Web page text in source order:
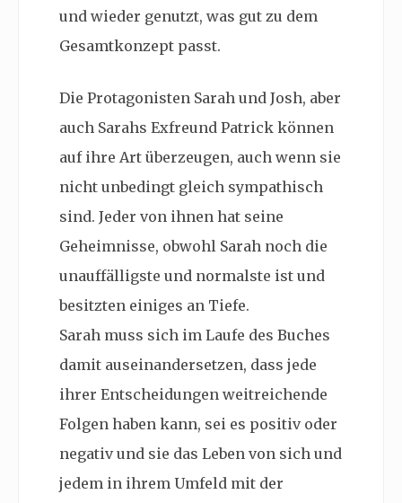
und wieder genutzt, was gut zu dem
Gesamtkonzept passt.
Die Protagonisten Sarah und Josh, aber
auch Sarahs Exfreund Patrick können
auf ihre Art überzeugen, auch wenn sie
nicht unbedingt gleich sympathisch
sind. Jeder von ihnen hat seine
Geheimnisse, obwohl Sarah noch die
unauffälligste und normalste ist und
besitzten einiges an Tiefe.
Sarah muss sich im Laufe des Buches
damit auseinandersetzen, dass jede
ihrer Entscheidungen weitreichende
Folgen haben kann, sei es positiv oder
negativ und sie das Leben von sich und
jedem in ihrem Umfeld mit der